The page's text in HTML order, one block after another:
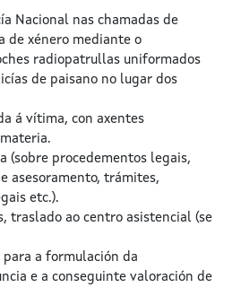
Nacional nas chamadas de
de xénero mediante o
radiopatrullas uniformados
de paisano no lugar dos
á vítima, con axentes
(sobre procedementos legais,
asesoramento, trámites,
etc.).
traslado ao centro asistencial (se
para a formulación da
e a conseguinte valoración de